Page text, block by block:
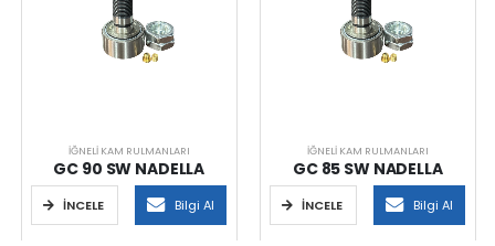
İĞNELI KAM RULMANLARI
GC 90 SW NADELLA
İNCELE Bilgi Al
İĞNELI KAM RULMANLARI
GC 85 SW NADELLA
İNCELE Bilgi Al